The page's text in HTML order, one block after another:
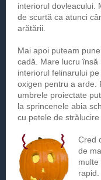
interiorul dovleacului.
de scurtă ca atunci
arătării.
Mai apoi puteam
cadă. Mare lucru
interiorul felinarului
oxigen pentru a arde.
umbrele proiectate
la sprincenele abia
cu petele de
Cred
de
multe